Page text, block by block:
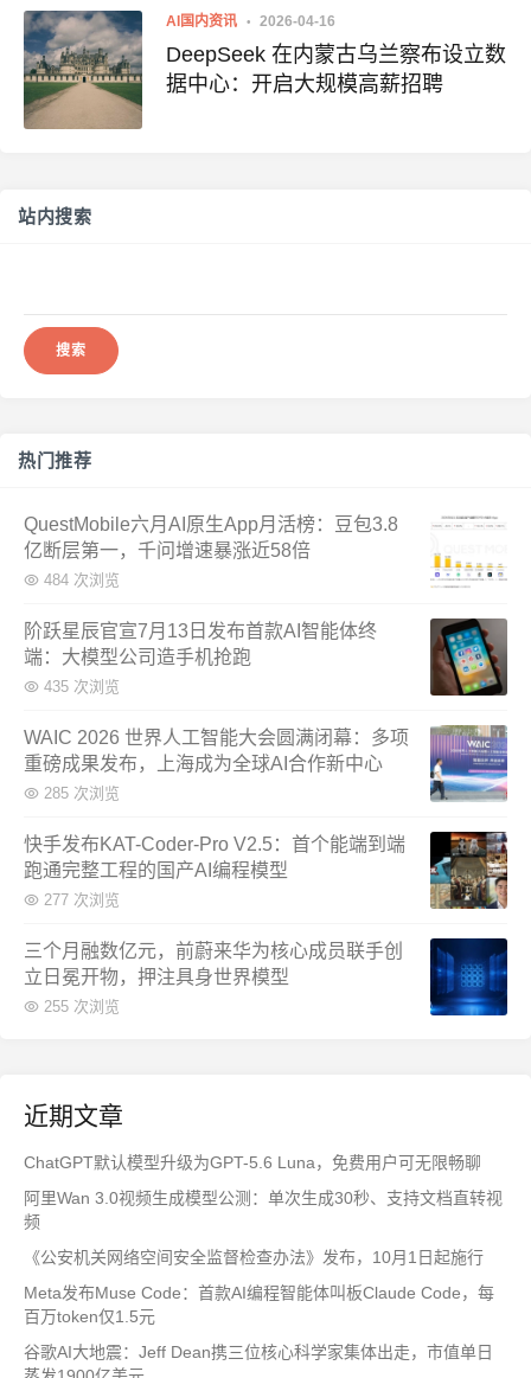
AI国内资讯 2026-04-16
DeepSeek 在内蒙古乌兰察布设立数
据中心：开启大规模高薪招聘
站内搜索
热门推荐
QuestMobile六月AI原生App月活榜：豆包3.8
亿断层第一，千问增速暴涨近58倍
484 次浏览
阶跃星辰官宣7月13日发布首款AI智能体终
端：大模型公司造手机抢跑
435 次浏览
WAIC 2026 世界人工智能大会圆满闭幕：多项
重磅成果发布，上海成为全球AI合作新中心
285 次浏览
快手发布KAT-Coder-Pro V2.5：首个能端到端
跑通完整工程的国产AI编程模型
277 次浏览
三个月融数亿元，前蔚来华为核心成员联手创
立日冕开物，押注具身世界模型
255 次浏览
近期文章
ChatGPT默认模型升级为GPT-5.6 Luna，免费用户可无限畅聊
阿里Wan 3.0视频生成模型公测：单次生成30秒、支持文档直转视
频
《公安机关网络空间安全监督检查办法》发布，10月1日起施行
Meta发布Muse Code：首款AI编程智能体叫板Claude Code，每
百万token仅1.5元
谷歌AI大地震：Jeff Dean携三位核心科学家集体出走，市值单日